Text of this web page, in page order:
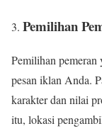
Pemilihan
Pemilihan pemeran
pesan iklan Anda.
karakter dan nilai
itu, lokasi